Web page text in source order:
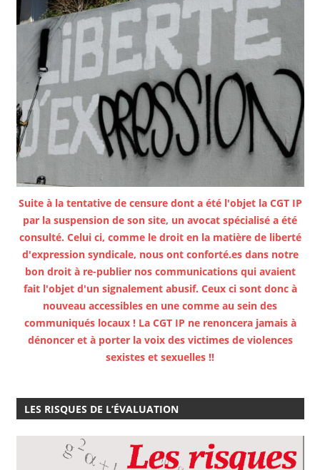
Suite à la tentative de censure dont a été l'objet la CGT IP
par la suspension de son site, un avocat spécialisé a été
consulté. Celui ci, comme le droit en la matière de liberté
d'expression syndicale, nous ont conforté.es dans notre
bon droit à re-publier nos communications qui avaient
fait l'objet d'un signalement abusif. Ceux ci sont donc à
nouveau accessibles en une comme au sein des
communiqués locaux ! La CGT IP ne renoncera jamais à
dénoncer et à porter la voix des victimes de violences
sexistes et sexuelles !!
LES RISQUES DE L’ÉVALUATION